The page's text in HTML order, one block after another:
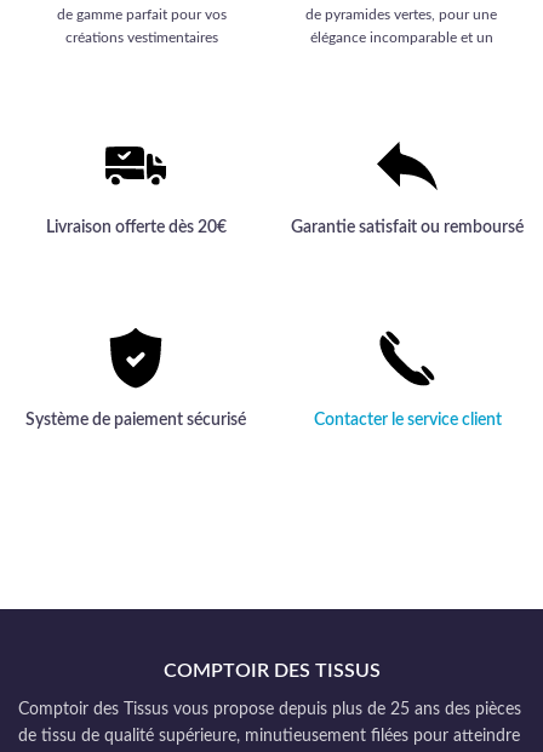
de gamme parfait pour vos
créations vestimentaires
de pyramides vertes, pour une
élégance incomparable et un
Livraison offerte dès 20€ Garantie satisfait ou remboursé
Système de paiement sécurisé Contacter le service client
COMPTOIR DES TISSUS
Comptoir des Tissus vous propose depuis plus de 25 ans des pièces
de tissu de qualité supérieure, minutieusement filées pour atteindre